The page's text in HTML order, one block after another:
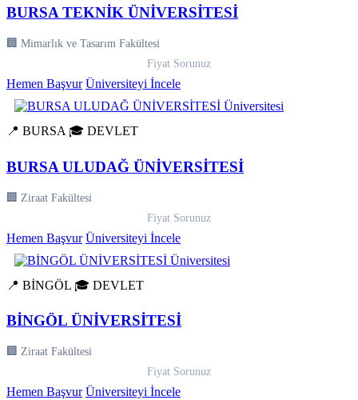
BURSA TEKNİK ÜNİVERSİTESİ
🏢 Mimarlık ve Tasarım Fakültesi
Fiyat Sorunuz
Hemen Başvur Üniversiteyi İncele
📍 BURSA 🎓 DEVLET
BURSA ULUDAĞ ÜNİVERSİTESİ
🏢 Ziraat Fakültesi
Fiyat Sorunuz
Hemen Başvur Üniversiteyi İncele
📍 BİNGÖL 🎓 DEVLET
BİNGÖL ÜNİVERSİTESİ
🏢 Ziraat Fakültesi
Fiyat Sorunuz
Hemen Başvur Üniversiteyi İncele